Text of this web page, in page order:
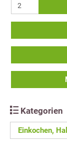
Kategorien
Einkochen,